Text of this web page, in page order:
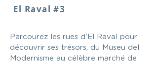
El Raval #3
Parcourez les rues d'El Raval pour
découvrir ses trésors, du Museu del
Modernisme au célèbre marché de